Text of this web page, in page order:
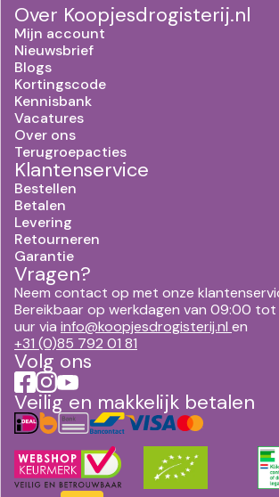
Over Koopjesdrogisterij.nl
Mijn account
Nieuwsbrief
Blogs
Kortingscode
Kennisbank
Vacatures
Over ons
Terugroepacties
Klantenservice
Bestellen
Betalen
Levering
Retourneren
Garantie
Vragen?
Neem contact op met onze
Bereikbaar op werkdagen van 09:00 tot
uur via info@koopjesdrogisterij.nl en
+31 (0)85 792 01 81
Volg ons
Veilig en makkelijk betalen